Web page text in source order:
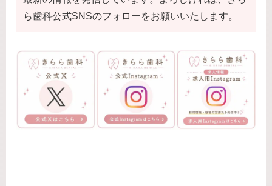
ら歯科公式SNSのフォローをお願いいたします。